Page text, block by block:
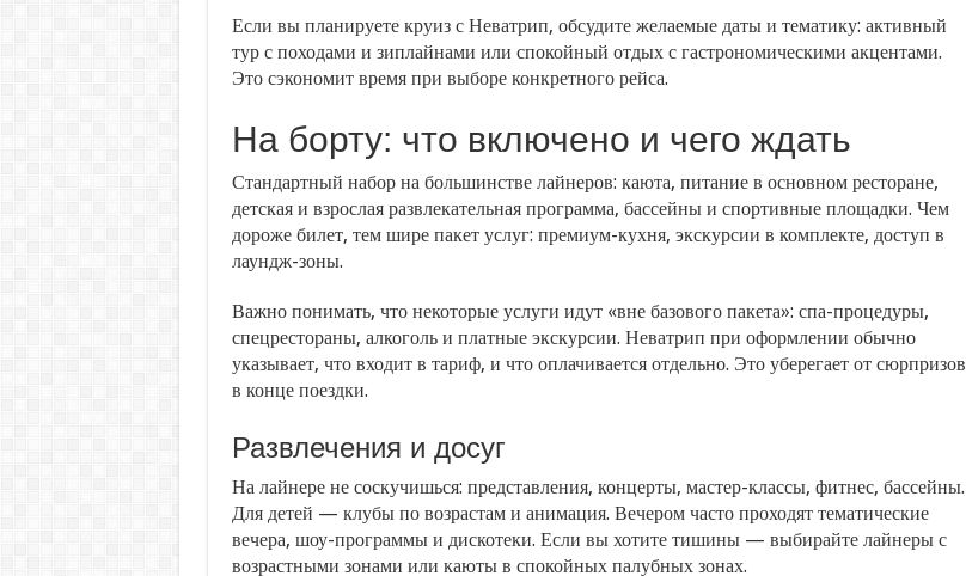
Если вы планируете круиз с Неватрип, обсудите желаемые даты и тематику: активный
тур с походами и зиплайнами или спокойный отдых с гастрономическими акцентами.
Это сэкономит время при выборе конкретного рейса.
На борту: что включено и чего ждать
Стандартный набор на большинстве лайнеров: каюта, питание в основном ресторане,
детская и взрослая развлекательная программа, бассейны и спортивные площадки. Чем
дороже билет, тем шире пакет услуг: премиум-кухня, экскурсии в комплекте, доступ в
лаундж-зоны.
Важно понимать, что некоторые услуги идут «вне базового пакета»: спа-процедуры,
спецрестораны, алкоголь и платные экскурсии. Неватрип при оформлении обычно
указывает, что входит в тариф, и что оплачивается отдельно. Это уберегает от сюрпризов
в конце поездки.
Развлечения и досуг
На лайнере не соскучишься: представления, концерты, мастер-классы, фитнес, бассейны.
Для детей — клубы по возрастам и анимация. Вечером часто проходят тематические
вечера, шоу-программы и дискотеки. Если вы хотите тишины — выбирайте лайнеры с
возрастными зонами или каюты в спокойных палубных зонах.